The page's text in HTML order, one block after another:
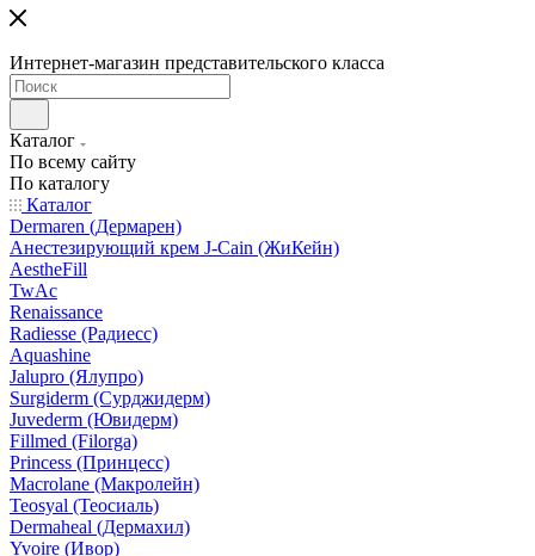
Интернет-магазин представительского класса
Каталог
По всему сайту
По каталогу
Каталог
Dermaren (Дермарен)
Анестезирующий крем J-Cain (ЖиКейн)
AestheFill
TwAc
Renaissance
Radiesse (Радиесс)
Aquashine
Jalupro (Ялупро)
Surgiderm (Сурджидерм)
Juvederm (Ювидерм)
Fillmed (Filorga)
Princess (Принцесс)
Macrolane (Макролейн)
Teosyal (Теосиаль)
Dermaheal (Дермахил)
Yvoire (Ивор)